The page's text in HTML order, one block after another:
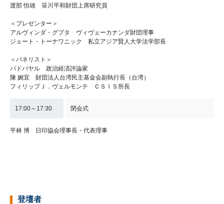
渡部 恒雄 笹川平和財団上席研究員
＜プレゼンター＞
アルヴィンダ・グプタ ヴィヴェーカナンダ財団理事
ジェート・トーナワニック 私立アジア賢人大学法学部長
＜パネリスト＞
バドバヤル 政治経済評論家
陳 婉宜 財団法人台湾民主基金会副執行長（台湾）
フィリップＪ．ヴェルモンテ ＣＳＩＳ所長
17:00～17:30 閉会式
平林 博 日印協会理事長・代表理事
登壇者